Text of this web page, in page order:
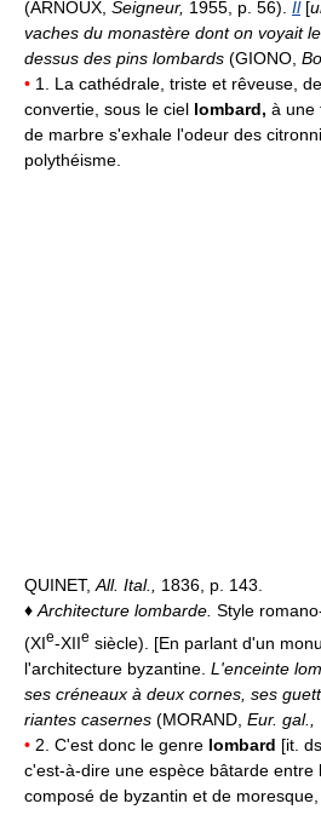
(ARNOUX, Seigneur, 1955, p. 56). Il [
vaches du monastère dont on voyait
dessus des pins lombards (GIONO,
• 1. La cathédrale, triste et rêveuse,
convertie, sous le ciel lombard, à une
de marbre s'exhale l'odeur des
polythéisme.
QUINET,All. Ital., 1836, p. 143.
♦Architecture lombarde. Style
(XIe-XIIe siècle). [En parlant d'un
l'architecture byzantine. L'enceinte
ses créneaux à deux cornes, ses
riantes casernes (MORAND, Eur. gal.,
• 2. C'est donc le genre lombard [it.
c'est-à-dire une espèce bâtarde entre
composé de byzantin et de